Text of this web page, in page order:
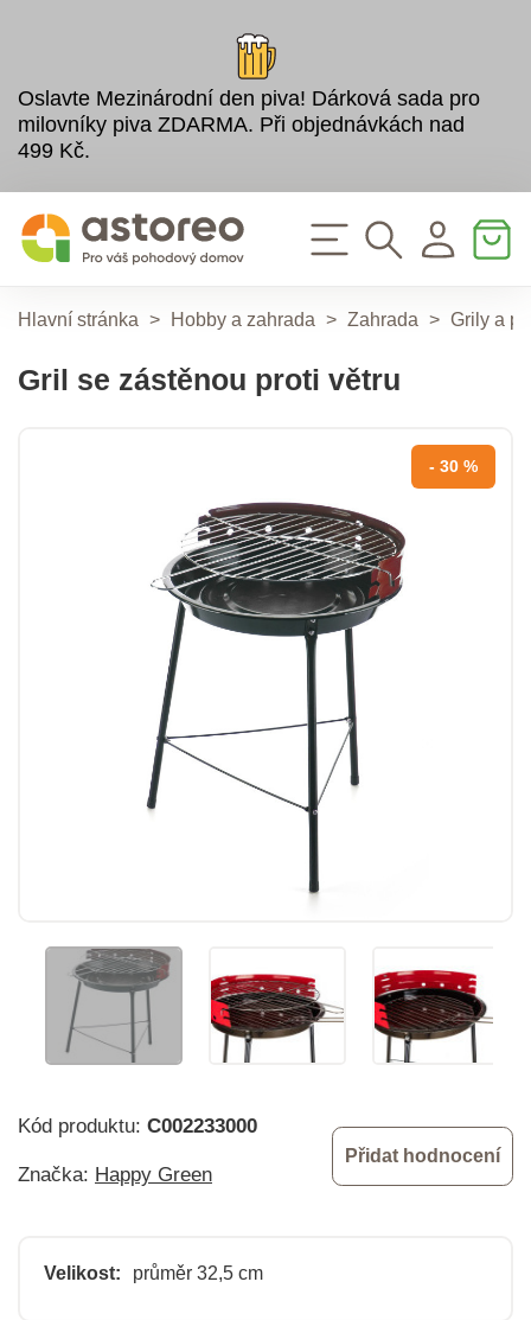
Oslavte Mezinárodní den piva! Dárková sada pro
milovníky piva ZDARMA. Při objednávkách nad
499 Kč.
Hlavní stránka > Hobby a zahrada > Zahrada > Grily a
Gril se zástěnou proti větru
- 30 %
Kód produktu: C002233000
Značka: Happy Green
Přidat hodnocení
Velikost: průměr 32,5 cm